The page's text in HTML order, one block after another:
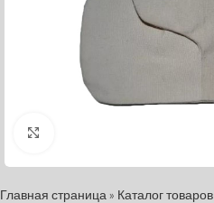
Главная страница » Каталог товаров